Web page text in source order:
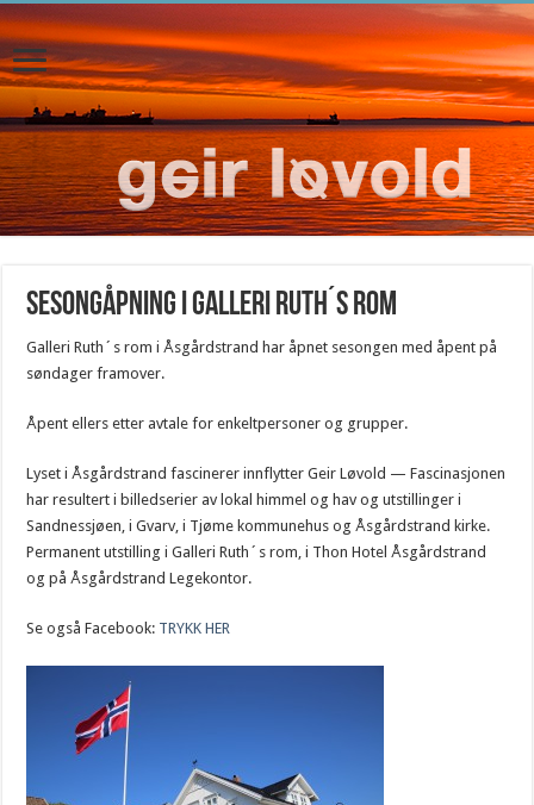
Sesongåpning i Galleri Ruth´s rom
Galleri Ruth´s rom i Åsgårdstrand har åpnet sesongen med åpent på
søndager framover.
Åpent ellers etter avtale for enkeltpersoner og grupper.
Lyset i Åsgårdstrand fascinerer innflytter Geir Løvold — Fascinasjonen
har resultert i billedserier av lokal himmel og hav og utstillinger i
Sandnessjøen, i Gvarv, i Tjøme kommunehus og Åsgårdstrand kirke.
Permanent utstilling i Galleri Ruth´s rom, i Thon Hotel Åsgårdstrand
og på Åsgårdstrand Legekontor.
Se også Facebook: TRYKK HER